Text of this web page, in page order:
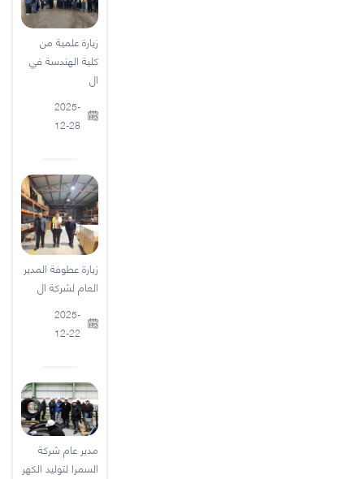
زيارة علمية من
كلية الهندسة في
ال
2025-
12-28
زيارة عطوفة المدير
العام لشركة ال
2025-
12-22
مدير عام شركة
السمرا لتوليد الكهر